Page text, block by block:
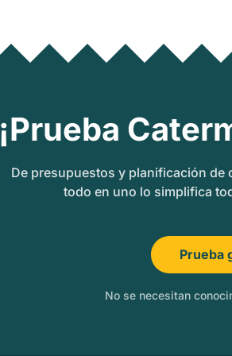
¡Prueba
De presupuestos y planificación de
todo en uno lo simplifica
Prueba
No se necesitan